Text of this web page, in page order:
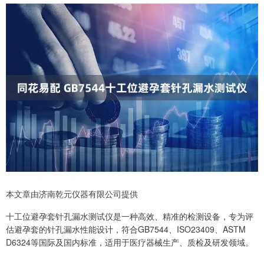
本文章由济南乾元仪器有限公司提供
十工位避孕套针孔漏水测试仪是一种高效、精准的检测设备，专为评
估避孕套的针孔漏水性能设计，符合GB7544、ISO23409、ASTM
D6324等国际及国内标准，适用于医疗器械生产、质检及研发领域。